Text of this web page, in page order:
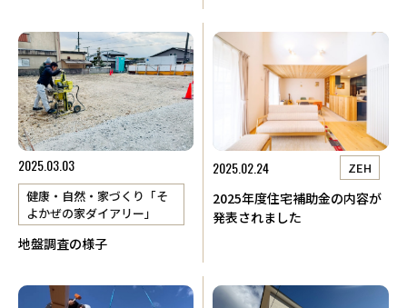
2025.03.03
健康・自然・家づくり「そ
よかぜの家ダイアリー」
地盤調査の様子
2025.02.24 ZEH
2025年度住宅補助金の内容が
発表されました